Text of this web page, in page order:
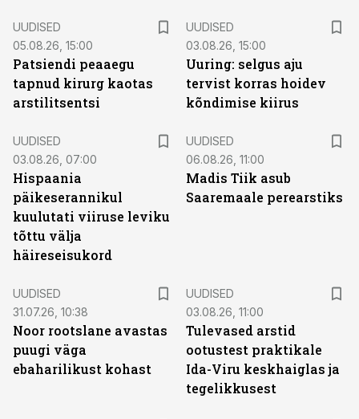
UUDISED
05.08.26, 15:00
Patsiendi peaaegu
tapnud kirurg kaotas
arstilitsentsi
UUDISED
03.08.26, 15:00
Uuring: selgus aju
tervist korras hoidev
kõndimise kiirus
UUDISED
03.08.26, 07:00
Hispaania
päikeserannikul
kuulutati viiruse leviku
tõttu välja
häireseisukord
UUDISED
06.08.26, 11:00
Madis Tiik asub
Saaremaale perearstiks
UUDISED
31.07.26, 10:38
Noor rootslane avastas
puugi väga
ebaharilikust kohast
UUDISED
03.08.26, 11:00
Tulevased arstid
ootustest praktikale
Ida-Viru keskhaiglas ja
tegelikkusest